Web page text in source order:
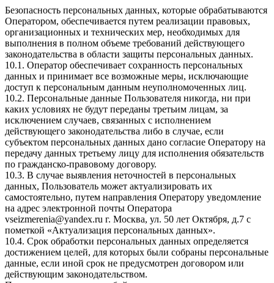
Безопасность персональных данных, которые обрабатываются
Оператором, обеспечивается путем реализации правовых,
организационных и технических мер, необходимых для
выполнения в полном объеме требований действующего
законодательства в области защиты персональных данных.
10.1. Оператор обеспечивает сохранность персональных
данных и принимает все возможные меры, исключающие
доступ к персональным данным неуполномоченных лиц.
10.2. Персональные данные Пользователя никогда, ни при
каких условиях не будут переданы третьим лицам, за
исключением случаев, связанных с исполнением
действующего законодательства либо в случае, если
субъектом персональных данных дано согласие Оператору на
передачу данных третьему лицу для исполнения обязательств
по гражданско-правовому договору.
10.3. В случае выявления неточностей в персональных
данных, Пользователь может актуализировать их
самостоятельно, путем направления Оператору уведомление
на адрес электронной почты Оператора
vseizmerenia@yandex.ru г. Москва, ул. 50 лет Октября, д.7 с
пометкой «Актуализация персональных данных».
10.4. Срок обработки персональных данных определяется
достижением целей, для которых были собраны персональные
данные, если иной срок не предусмотрен договором или
действующим законодательством.